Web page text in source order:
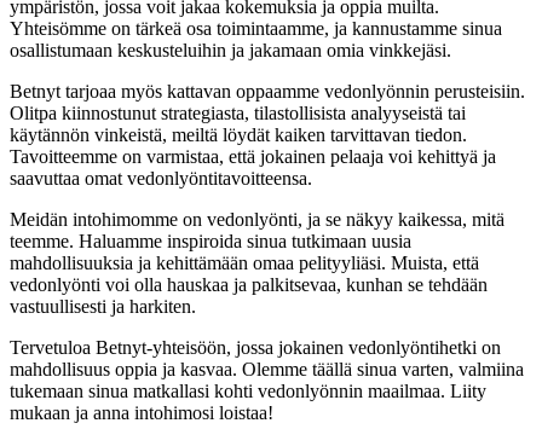
ympäristön, jossa voit jakaa kokemuksia ja oppia muilta.
Yhteisömme on tärkeä osa toimintaamme, ja kannustamme sinua
osallistumaan keskusteluihin ja jakamaan omia vinkkejäsi.
Betnyt tarjoaa myös kattavan oppaamme vedonlyönnin perusteisiin.
Olitpa kiinnostunut strategiasta, tilastollisista analyyseistä tai
käytännön vinkeistä, meiltä löydät kaiken tarvittavan tiedon.
Tavoitteemme on varmistaa, että jokainen pelaaja voi kehittyä ja
saavuttaa omat vedonlyöntitavoitteensa.
Meidän intohimomme on vedonlyönti, ja se näkyy kaikessa, mitä
teemme. Haluamme inspiroida sinua tutkimaan uusia
mahdollisuuksia ja kehittämään omaa pelityyliäsi. Muista, että
vedonlyönti voi olla hauskaa ja palkitsevaa, kunhan se tehdään
vastuullisesti ja harkiten.
Tervetuloa Betnyt-yhteisöön, jossa jokainen vedonlyöntihetki on
mahdollisuus oppia ja kasvaa. Olemme täällä sinua varten, valmiina
tukemaan sinua matkallasi kohti vedonlyönnin maailmaa. Liity
mukaan ja anna intohimosi loistaa!